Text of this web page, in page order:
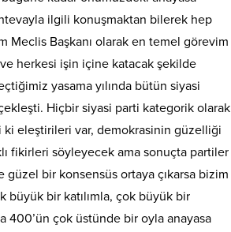
ilgili konuşmaktan bilerek hep
Meclis Başkanı olarak en temel görevim
herkesi işin içine katacak şekilde
yasama yılında bütün siyasi
Hiçbir siyasi parti kategorik olarak
ki eleştirileri var, demokrasinin güzelliği
fikirleri söyleyecek ama sonuçta partiler
güzel bir konsensüs ortaya çıkarsa bizim
bir katılımla, çok büyük bir
400’ün çok üstünde bir oyla anayasa